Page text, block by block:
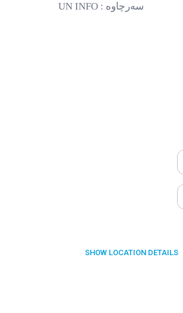
سەرچاوە : UN INFO
SHOW LOCATION DETAILS